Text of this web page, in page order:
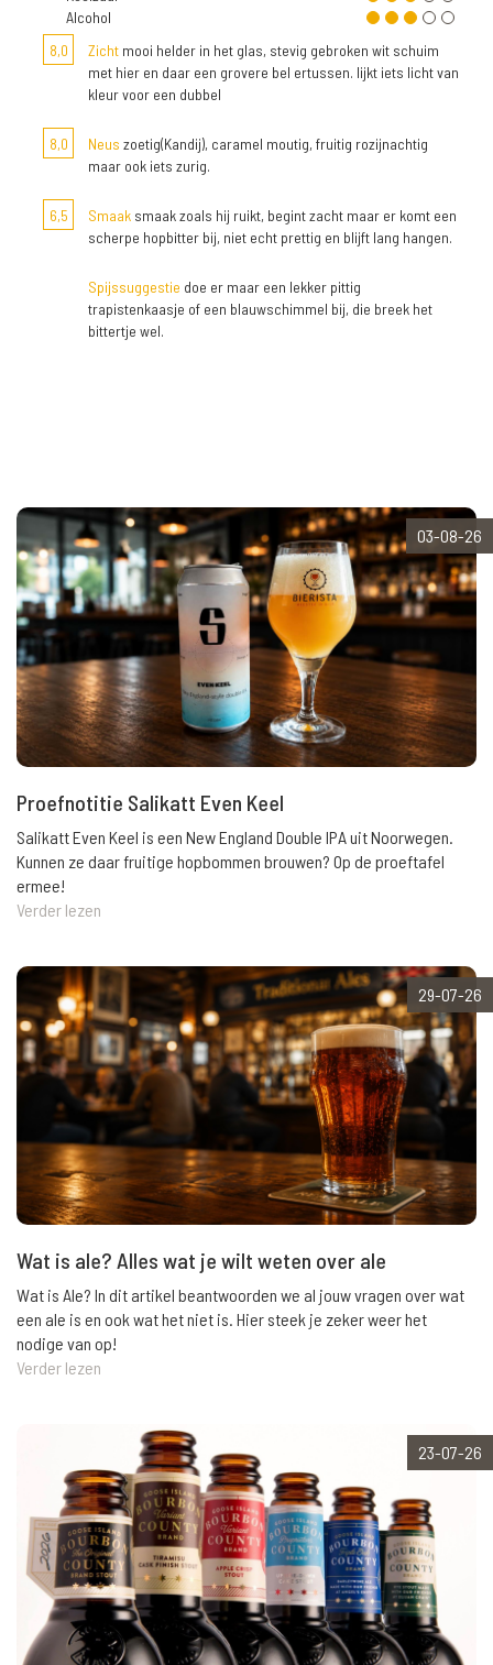
Alcohol
8,0
Zicht mooi helder in het glas, stevig gebroken wit schuim
met hier en daar een grovere bel ertussen. lijkt iets licht van
kleur voor een dubbel
8,0 Neus zoetig(Kandij), caramel moutig, fruitig rozijnachtig
maar ook iets zurig.
6,5 Smaak smaak zoals hij ruikt, begint zacht maar er komt een
scherpe hopbitter bij, niet echt prettig en blijft lang hangen.
Spijssuggestie doe er maar een lekker pittig
trapistenkaasje of een blauwschimmel bij, die breek het
bittertje wel.
03-08-26
Proefnotitie Salikatt Even Keel
Salikatt Even Keel is een New England Double IPA uit Noorwegen.
Kunnen ze daar fruitige hopbommen brouwen? Op de proeftafel
ermee!
Verder lezen
29-07-26
Wat is ale? Alles wat je wilt weten over ale
Wat is Ale? In dit artikel beantwoorden we al jouw vragen over wat
een ale is en ook wat het niet is. Hier steek je zeker weer het
nodige van op!
Verder lezen
23-07-26